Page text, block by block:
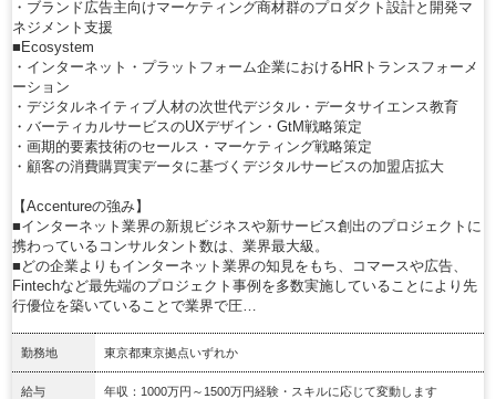
・ブランド広告主向けマーケティング商材群のプロダクト設計と開発マ
ネジメント支援
■Ecosystem
・インターネット・プラットフォーム企業におけるHRトランスフォーメ
ーション
・デジタルネイティブ人材の次世代デジタル・データサイエンス教育
・バーティカルサービスのUXデザイン・GtM戦略策定
・画期的要素技術のセールス・マーケティング戦略策定
・顧客の消費購買実データに基づくデジタルサービスの加盟店拡大
【Accentureの強み】
■インターネット業界の新規ビジネスや新サービス創出のプロジェクトに
携わっているコンサルタント数は、業界最大級。
■どの企業よりもインターネット業界の知見をもち、コマースや広告、
Fintechなど最先端のプロジェクト事例を多数実施していることにより先
行優位を築いていることで業界で圧…
勤務地 東京都東京拠点いずれか
給与 年収：1000万円～1500万円経験・スキルに応じて変動します